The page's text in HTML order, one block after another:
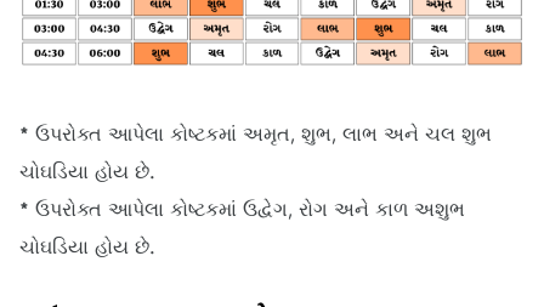
* ઉપરોક્ત આપેલા કોષ્ટકમાં અમૃત, શુભ, લાભ અને ચલ શુભ
ચોઘડિયા હોય છે.
* ઉપરોક્ત આપેલા કોષ્ટકમાં ઉદ્વેગ, રોગ અને કાળ અશુભ
ચોઘડિયા હોય છે.